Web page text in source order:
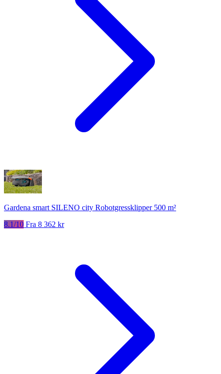
Gardena smart SILENO city Robotgressklipper 500 m²
8.1/10 Fra 8 362 kr